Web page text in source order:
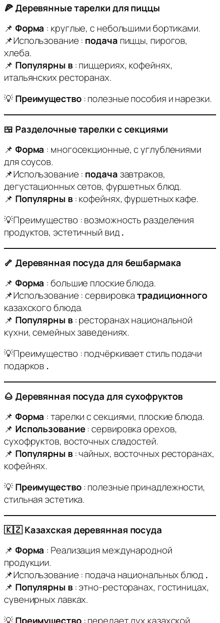
🍕 Деревянные тарелки для пиццы
📌 Форма : круглые, с небольшими бортиками.
📌Использование : подача пиццы, пирогов,
хлеба.
📌 Популярны в: пиццериях, кофейнях,
итальянских ресторанах.
💡Преимущество: полезные пособия и нарезки.
🍱 Разделочные тарелки с секциями
📌 Форма : многосекционные, с углублениями
для соусов.
📌Использование : подачазавтраков,
дегустационных сетов, фуршетных блюд.
📌 Популярны в: кофейнях, фуршетных кафе.
💡Преимущество : возможность разделения
продуктов, эстетичный вид.
🦴 Деревянная посуда для бешбармака
📌 Форма : большие плоские блюда.
📌Использование : сервировкатрадиционного
казахского блюда.
📌 Популярны в: ресторанах национальной
кухни, семейных заведениях.
💡Преимущество : подчёркивает стиль подачи
подарков.
🌰 Деревянная посуда для сухофруктов
📌 Форма : тарелки с секциями, плоские блюда.
📌 Использование: сервировка орехов,
сухофруктов, восточных сладостей.
📌 Популярны в: чайных, восточных ресторанах,
кофейнях.
💡Преимущество: полезные принадлежности,
стильная эстетика.
🇰🇿 Казахская деревянная посуда
📌 Форма : Реализация международной
продукции.
📌Использование : подача национальных блюд.
📌 Популярны в: этно-ресторанах, гостиницах,
сувенирных лавках.